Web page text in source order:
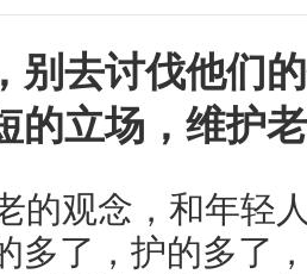
别去讨伐他们
的立场，维护
的观念，和年轻
多了，护的多了